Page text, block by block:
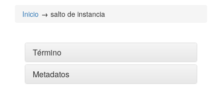
Inicio salto de instancia
Término
Metadatos